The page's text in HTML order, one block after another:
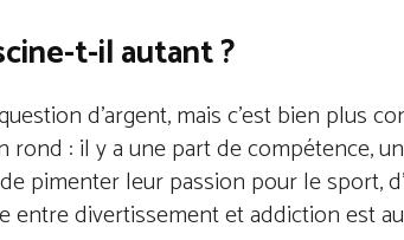
t-il autant ?
d’argent, mais c’est bien plus
: il y a une part de compétence,
pimenter leur passion pour le sport,
divertissement et addiction est